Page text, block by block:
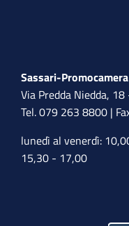
Sassari-Promocamera
Via Predda Niedda,
Tel. 079 263 8800 |
lunedì al venerdì:
15,30 - 17,00